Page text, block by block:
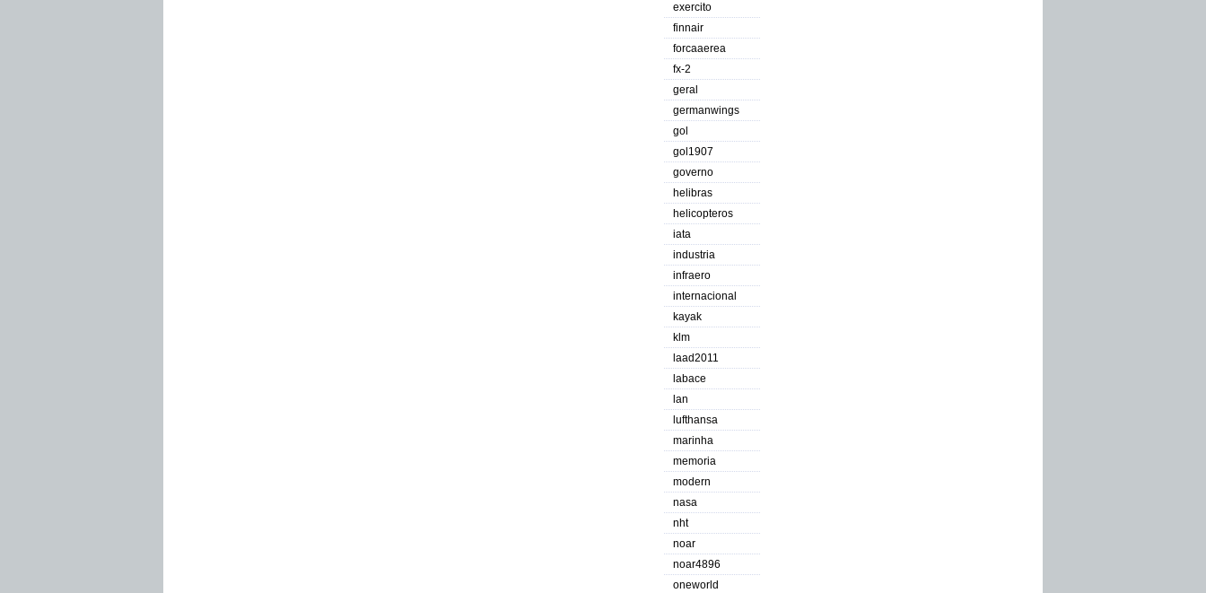
exercito
finnair
forcaaerea
fx-2
geral
germanwings
gol
gol1907
governo
helibras
helicopteros
iata
industria
infraero
internacional
kayak
klm
laad2011
labace
lan
lufthansa
marinha
memoria
modern
nasa
nht
noar
noar4896
oneworld